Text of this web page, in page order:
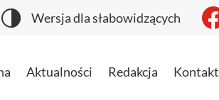
Wersja dla słabowidzących
Aktualności Redakcja Kontakt